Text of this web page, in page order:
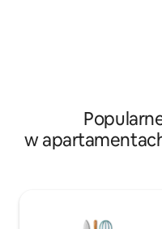
a jednocześnie daleko od
w